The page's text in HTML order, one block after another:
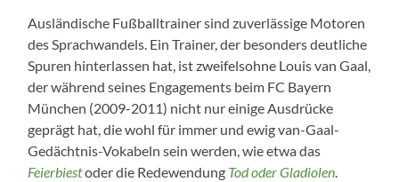
Ausländische Fußballtrainer sind zuverlässige Motoren
des Sprachwandels. Ein Trainer, der besonders deutliche
Spuren hinterlassen hat, ist zweifelsohne Louis van Gaal,
der während seines Engagements beim FC Bayern
München (2009-2011) nicht nur einige Ausdrücke
geprägt hat, die wohl für immer und ewig van-Gaal-
Gedächtnis-Vokabeln sein werden, wie etwa das
Feierbiestoder die Redewendung Tod oder Gladiolen.